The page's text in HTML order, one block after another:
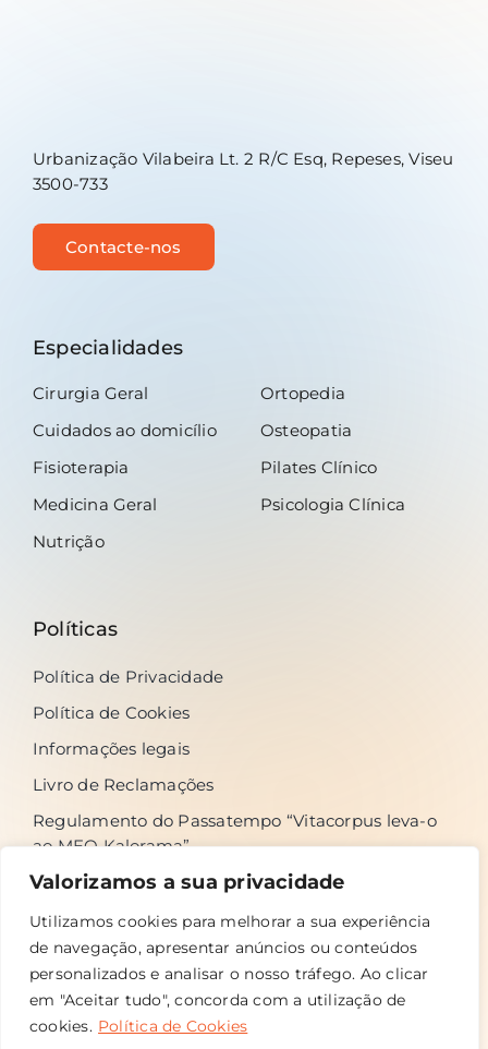
Valorizamos a sua privacidade
Utilizamos cookies para melhorar a sua experiência
de navegação, apresentar anúncios ou conteúdos
personalizados e analisar o nosso tráfego. Ao clicar
em "Aceitar tudo", concorda com a utilização de
cookies. Política de Cookies
Urbanização Vilabeira Lt. 2 R/C Esq, Repeses, Viseu
3500-733
Contacte-nos
Especialidades
Cirurgia Geral
Cuidados ao domicílio
Fisioterapia
Medicina Geral
Nutrição
Ortopedia
Osteopatia
Pilates Clínico
Psicologia Clínica
Políticas
Política de Privacidade
Política de Cookies
Informações legais
Livro de Reclamações
Regulamento do Passatempo “Vitacorpus leva-o
ao MEO Kalorama”
Siga-nos nas redes sociais